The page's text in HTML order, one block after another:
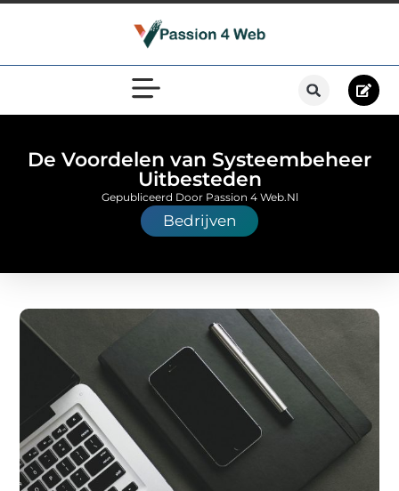
De Voordelen van Systeembeheer
Uitbesteden
Bedrijven
Gepubliceerd Door Passion 4 Web.nl